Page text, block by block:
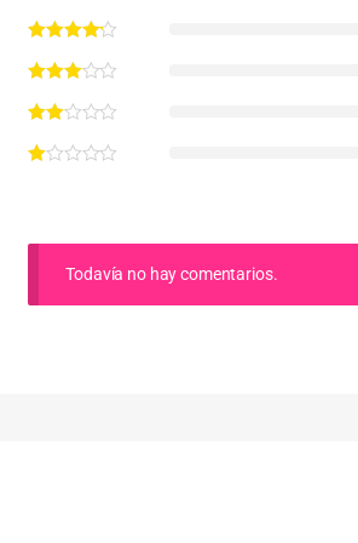
Todavía no hay comentarios.